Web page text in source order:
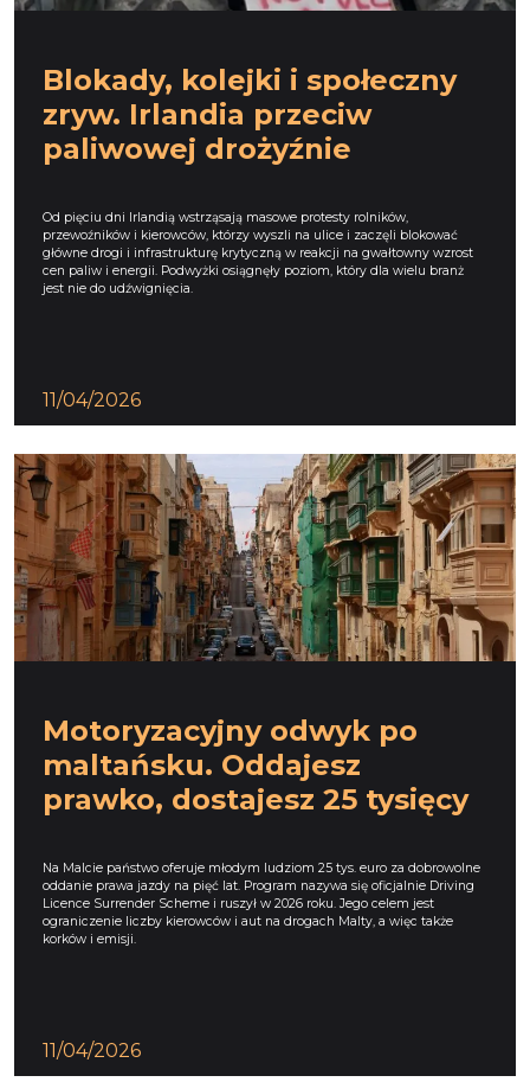
Blokady, kolejki i społeczny
zryw. Irlandia przeciw
paliwowej drożyźnie
Od pięciu dni Irlandią wstrząsają masowe protesty rolników,
przewoźników i kierowców, którzy wyszli na ulice i zaczęli blokować
główne drogi i infrastrukturę krytyczną w reakcji na gwałtowny wzrost
cen paliw i energii. Podwyżki osiągnęły poziom, który dla wielu branż
jest nie do udźwignięcia.
11/04/2026
Motoryzacyjny odwyk po
maltańsku. Oddajesz
prawko, dostajesz 25 tysięcy
Na Malcie państwo oferuje młodym ludziom 25 tys. euro za dobrowolne
oddanie prawa jazdy na pięć lat. Program nazywa się oficjalnie Driving
Licence Surrender Scheme i ruszył w 2026 roku. Jego celem jest
ograniczenie liczby kierowców i aut na drogach Malty, a więc także
korków i emisji.
11/04/2026